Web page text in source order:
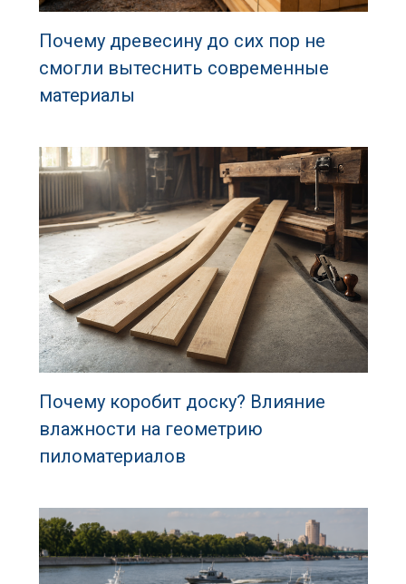
Почему древесину до сих пор не
смогли вытеснить современные
материалы
Почему коробит доску? Влияние
влажности на геометрию
пиломатериалов